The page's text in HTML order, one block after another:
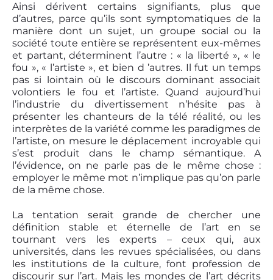
Ainsi dérivent certains signifiants, plus que
d’autres, parce qu’ils sont symptomatiques de la
manière dont un sujet, un groupe social ou la
société toute entière se représentent eux-mêmes
et partant, déterminent l’autre : « la liberté », « le
fou », « l’artiste », et bien d ’autres. Il fut un temps
pas si lointain où le discours dominant associait
volontiers le fou et l’artiste. Quand aujourd’hui
l’industrie du divertissement n’hésite pas à
présenter les chanteurs de la télé réalité, ou les
interprètes de la variété comme les paradigmes de
l’artiste, on mesure le déplacement incroyable qui
s’est produit dans le champ sémantique. A
l’évidence, on ne parle pas de le même chose :
employer le même mot n’implique pas qu’on parle
de la même chose.
La tentation serait grande de chercher une
définition stable et éternelle de l’art en se
tournant vers les experts – ceux qui, aux
universités, dans les revues spécialisées, ou dans
les institutions de la culture, font profession de
discourir sur l’art. Mais les mondes de l’art décrits